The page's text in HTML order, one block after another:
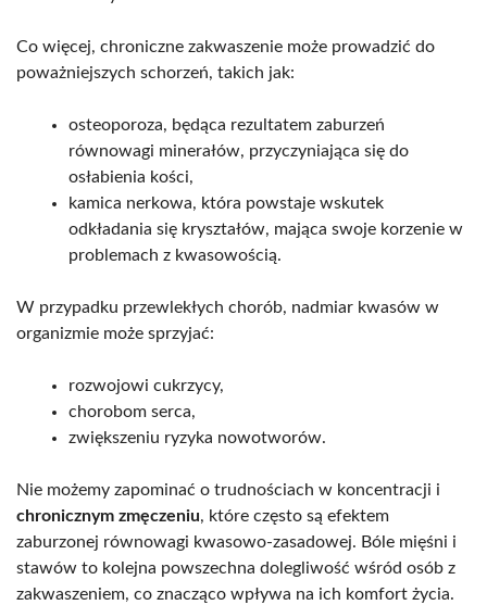
Co więcej, chroniczne zakwaszenie może prowadzić do
poważniejszych schorzeń, takich jak:
osteoporoza, będąca rezultatem zaburzeń
równowagi minerałów, przyczyniająca się do
osłabienia kości,
kamica nerkowa, która powstaje wskutek
odkładania się kryształów, mająca swoje korzenie w
problemach z kwasowością.
W przypadku przewlekłych chorób, nadmiar kwasów w
organizmie może sprzyjać:
rozwojowi cukrzycy,
chorobom serca,
zwiększeniu ryzyka nowotworów.
Nie możemy zapominać o trudnościach w koncentracji i
chronicznym zmęczeniu, które często są efektem
zaburzonej równowagi kwasowo-zasadowej. Bóle mięśni i
stawów to kolejna powszechna dolegliwość wśród osób z
zakwaszeniem, co znacząco wpływa na ich komfort życia.